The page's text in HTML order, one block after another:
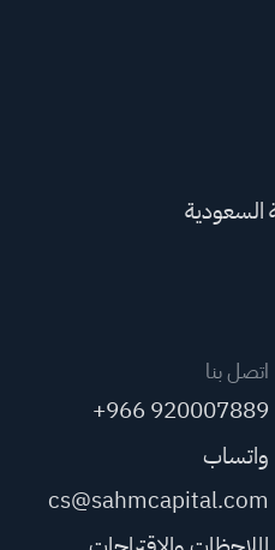
السعودية
اتصل بنا
+966 920007889
واتساب
cs@sahmcapital.com